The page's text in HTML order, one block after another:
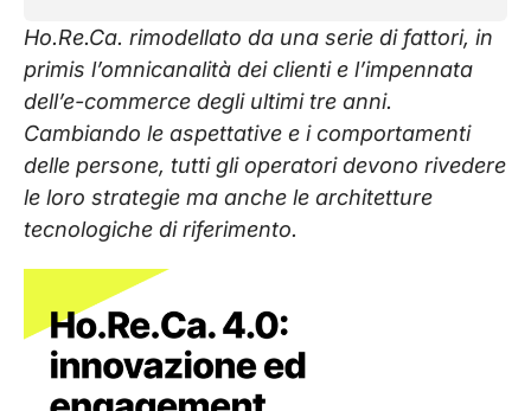
Ho.Re.Ca. rimodellato da una serie di fattori, in
primis l’omnicanalità dei clienti e l’impennata
dell’e-commerce degli ultimi tre anni.
Cambiando le aspettative e i comportamenti
delle persone, tutti gli operatori devono rivedere
le loro strategie ma anche le architetture
tecnologiche di riferimento.